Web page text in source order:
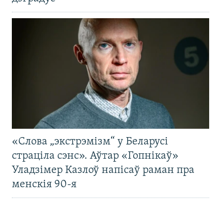
«Слова „экстрэмізм“ у Беларусі
страціла сэнс». Аўтар «Гопнікаў»
Уладзімер Казлоў напісаў раман пра
менскія 90-я